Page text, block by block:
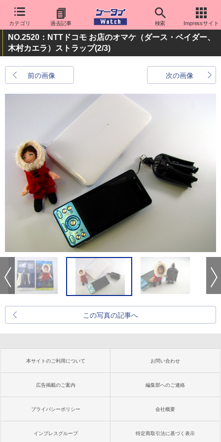
カテゴリ 過去記事 検索 Impressサイト
NO.2520：NTTドコモ お店のオマケ（ダース・ベイダー、
木村カエラ）ストラップ(2/3)
前の画像 次の画像
この写真の記事へ
本サイトのご利用について お問い合わせ
広告掲載のご案内 編集部へのご連絡
プライバシーポリシー 会社概要
インプレスグループ 特定商取引法に基づく表示